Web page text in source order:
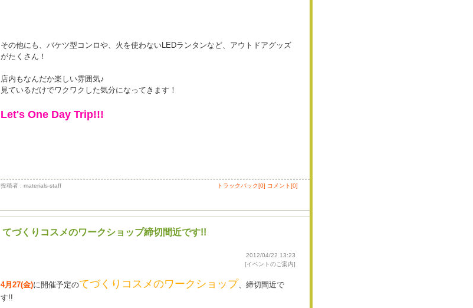
その他にも、バケツ型コンロや、火を使わないLEDランタンなど、アウトドアグッズ
がたくさん！
店内もなんだか楽しい雰囲気♪
見ているだけでワクワクした気分になってきます！
Let's One Day Trip!!!
トラックバック[0] コメント[0]
投稿者 : materials-staff
てづくりコスメのワークショップ締切間近です!!
2012/04/22 13:23
[イベントのご案内]
4月27(金)に開催予定のてづくりコスメのワークショップ、締切間近で
す!!